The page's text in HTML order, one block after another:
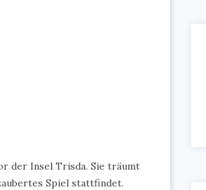
der Insel Trisda. Sie träumt
Spiel stattfindet.